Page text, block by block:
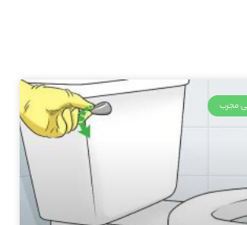
مجرب